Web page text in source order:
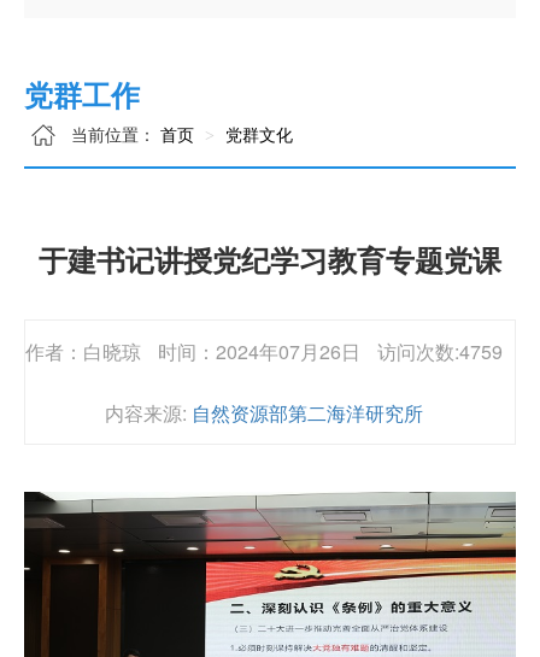
党群工作
当前位置： 首页 党群文化
于建书记讲授党纪学习教育专题党课
作者：白晓琼 时间：2024年07月26日 访问次数:4759
内容来源: 自然资源部第二海洋研究所